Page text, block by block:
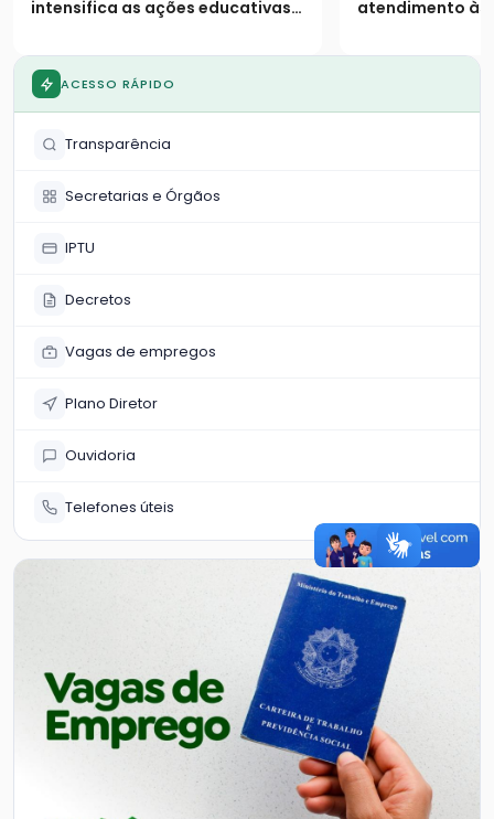
intensifica as ações educativas e
violência contra a mulher
atendimento às
município
ACESSO RÁPIDO
Transparência
Secretarias e Órgãos
IPTU
Decretos
Vagas de empregos
Plano Diretor
Ouvidoria
Telefones úteis